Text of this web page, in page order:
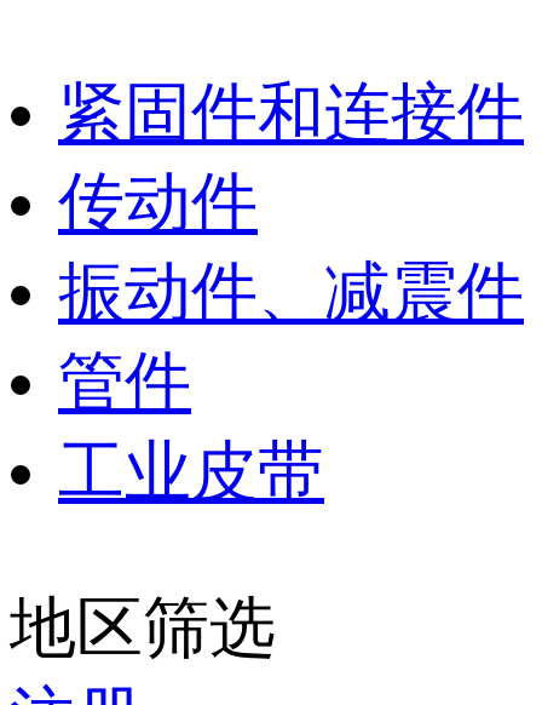
紧固件和连接件
传动件
振动件、减震件
管件
工业皮带
地区筛选